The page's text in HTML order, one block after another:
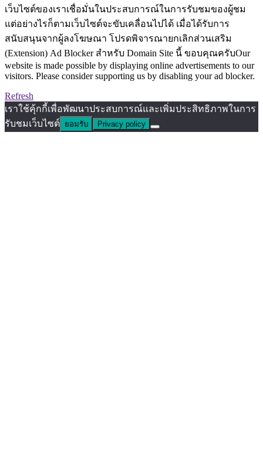
เว็บไซต์ของเราเชื่อมั่นในประสบการณ์ในการรับชมของผู้ชม
แต่อย่างไรก็ตามเว็บไซต์จะขับเคลื่อนไปได้ เมื่อได้รับการ
สนับสนุนจากผู้ลงโฆษณา โปรดพิจารณายกเลิกส่วนเสริม
(Extension) Ad Blocker สำหรับ Domain Site นี้ ขอบคุณครับOur
website is made possible by displaying online advertisements to our
visitors. Please consider supporting us by disabling your ad blocker.
Refresh
เราใช้คุ้กกี้เพื่อพัฒนาประสบการณ์และเพิ่มประสิทธิภาพในการ
รับชมเว็บไซต์ ยอมรับ Privacy policy